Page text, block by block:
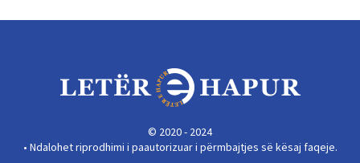
© 2020 - 2024
• Ndalohet riprodhimi i paautorizuar i përmbajtjes së kësaj faqeje.